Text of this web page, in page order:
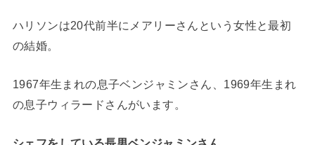
ハリソンは20代前半にメアリーさんという女性と最初
の結婚。
1967年生まれの息子ベンジャミンさん、1969年生まれ
の息子ウィラードさんがいます。